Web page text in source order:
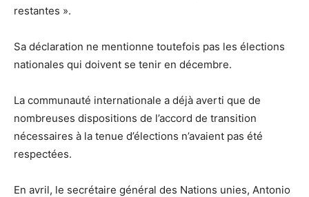
restantes ».
Sa déclaration ne mentionne toutefois pas les élections
nationales qui doivent se tenir en décembre.
La communauté internationale a déjà averti que de
nombreuses dispositions de l’accord de transition
nécessaires à la tenue d’élections n’avaient pas été
respectées.
En avril, le secrétaire général des Nations unies, Antonio